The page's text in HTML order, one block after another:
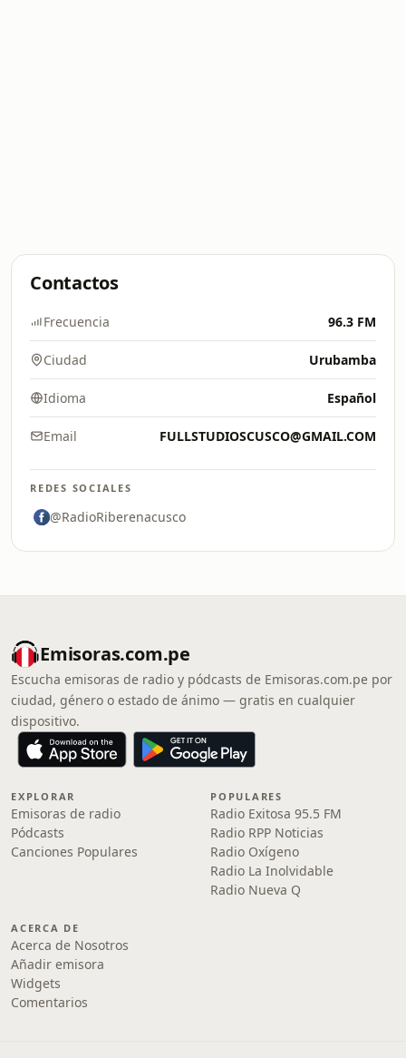
Contactos
Frecuencia 96.3 FM
Ciudad Urubamba
Idioma Español
Email FULLSTUDIOSCUSCO@GMAIL.COM
REDES SOCIALES
@RadioRiberenacusco
Emisoras.com.pe
Escucha emisoras de radio y pódcasts de Emisoras.com.pe por
ciudad, género o estado de ánimo — gratis en cualquier
dispositivo.
EXPLORAR
Emisoras de radio
Pódcasts
Canciones Populares
POPULARES
Radio Exitosa 95.5 FM
Radio RPP Noticias
Radio Oxígeno
Radio La Inolvidable
Radio Nueva Q
ACERCA DE
Acerca de Nosotros
Añadir emisora
Widgets
Comentarios